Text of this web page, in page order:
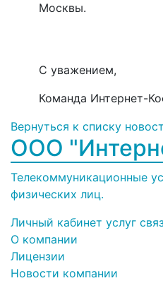
Москвы.
С уважением,
Команда Интернет-
Вернуться к списку
ООО
Телекоммуникационные
физических лиц.
Личный кабинет услуг
О компании
Лицензии
Новости компании